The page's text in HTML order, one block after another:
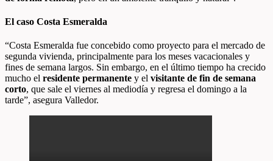
El caso Costa Esmeralda
“Costa Esmeralda fue concebido como proyecto para el mercado de
segunda vivienda, principalmente para los meses vacacionales y
fines de semana largos. Sin embargo, en el último tiempo ha crecido
mucho el residente permanente y el visitante de fin de semana
corto, que sale el viernes al mediodía y regresa el domingo a la
tarde”, asegura Valledor.